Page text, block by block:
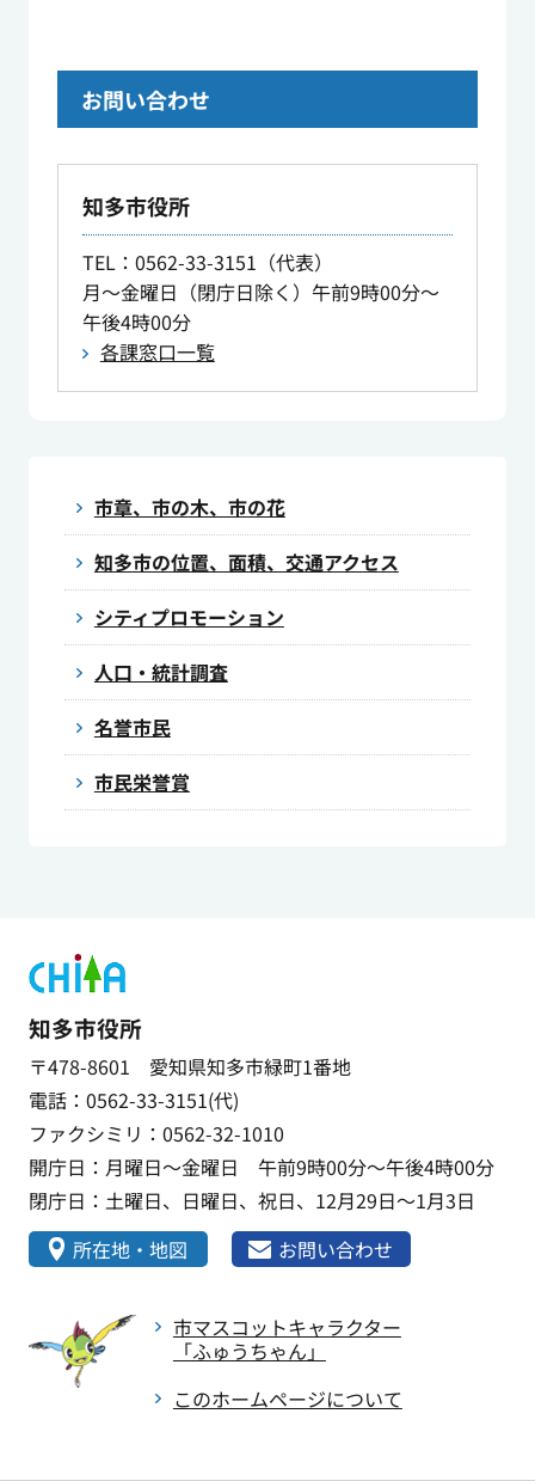
お問い合わせ
知多市役所
TEL：0562-33-3151（代表）
月～金曜日（閉庁日除く）午前9時00分～
午後4時00分
各課窓口一覧
市章、市の木、市の花
知多市の位置、面積、交通アクセス
シティプロモーション
人口・統計調査
名誉市民
市民栄誉賞
知多市役所
〒478-8601 愛知県知多市緑町1番地
電話：0562-33-3151(代)
ファクシミリ：0562-32-1010
開庁日：月曜日～金曜日 午前9時00分～午後4時00分
閉庁日：土曜日、日曜日、祝日、12月29日～1月3日
所在地・地図
お問い合わせ
市マスコットキャラクター
「ふゅうちゃん」
このホームページについて